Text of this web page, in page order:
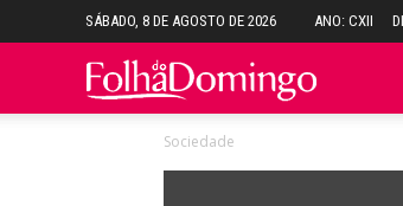
SÁBADO, 8 DE AGOSTO DE 2026 ANO: CXII
Folha
Sociedade